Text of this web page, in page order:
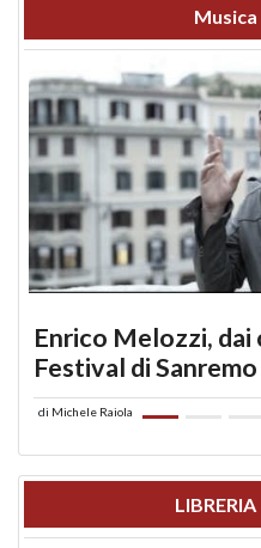
Enrico Melozzi, dai
Festival di Sanremo
di Michele Raiola